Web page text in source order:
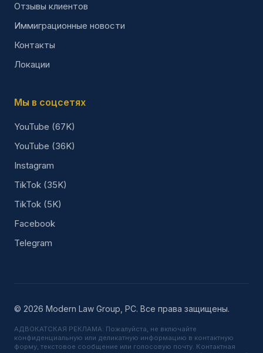
Отзывы клиентов
Иммиграционные новости
Контакты
Локации
Мы в соцсетях
YouTube (67K)
YouTube (36K)
Instagram
TikTok (35K)
TikTok (5K)
Facebook
Telegram
© 2026 Modern Law Group, PC. Все права защищены.
АДВОКАТСКАЯ РЕКЛАМА: Пожалуйста, не включайте
конфиденциальную или деликатную информацию в контактную
форму, текстовое сообщение или голосовую почту. Контактная